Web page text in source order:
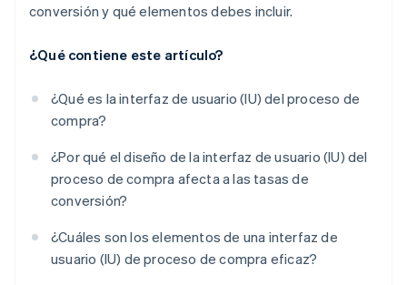
conversión y qué elementos debes incluir.
¿Qué contiene este artículo?
¿Qué es la interfaz de usuario (IU) del proceso de
compra?
¿Por qué el diseño de la interfaz de usuario (IU) del
proceso de compra afecta a las tasas de
conversión?
¿Cuáles son los elementos de una interfaz de
usuario (IU) de proceso de compra eficaz?